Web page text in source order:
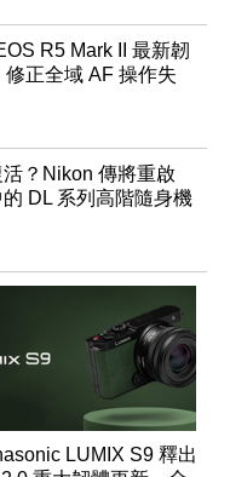
R5 Mark II 最新韌
修正全域 AF 操作失
？Nikon 傳將重啟
DL 系列高階隨身機
LUMIX S9 釋出